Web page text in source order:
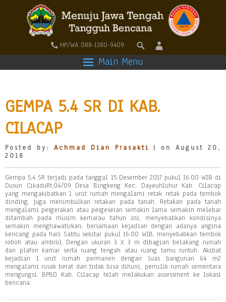
HP/WA 088-1380-9409
Main Menu
GEMPA 5.4 SR DI KAB.
CILACAP
Posted by: Achmad Dian Prasakti
| on August 20,
2018
Gempa 5,4 SR terjadi pada tanggal 15 Desember 2017 pukul 16.00 WIB di
Dusun CikaduRt.04/09 Desa Bingkeng Kec. Dayeuhluhur Kab. Cilacap
yang mengakibatkan 1 unit rumah mengalami retak retak pada tembok
dinding, juga menimbulkan retakan pada tanah. Retakan pada tanah
mengalami pergerakan atau pergeseran semakin lama semakin melebar
ditambah pada musim kemarau tahun ini, menyebabkan kondisinya
semakin menghawatirkan, bersamaan kejadian dengan adanya angina
kencang pada hari Sabtu sekitar pukul 16.00 WIB, menyebabkan tembok
roboh atau ambrol. Dengan ukuran 3 X 3 m dibagian belakang rumah
dan plafon kamar serta ruang tengah atau ruang tamu runtuh. Akibat
kejadian 1 unit rumah permanen dengan luas bangunan 64 m2
mengalami rusak berat dan tidak bisa dihuni, pemilik rumah sementara
mengungsi. BPBD Kab. Cilacap telah melakukan assessment ke lokasi
bencana.